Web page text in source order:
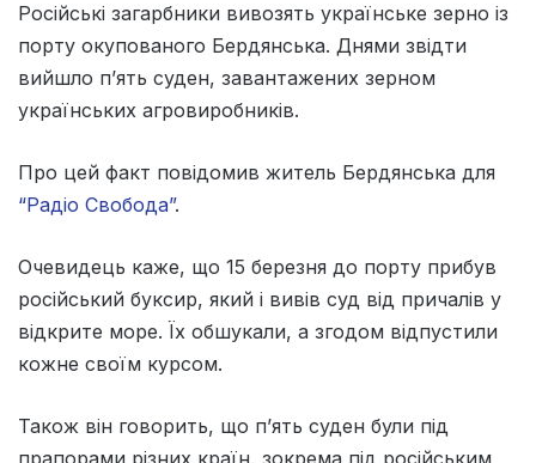
Російські загарбники вивозять українське зерно із
порту окупованого Бердянська. Днями звідти
вийшло п’ять суден, завантажених зерном
українських агровиробників.
Про цей факт повідомив житель Бердянська для
“Радіо Свобода”.
Очевидець каже, що 15 березня до порту прибув
російський буксир, який і вивів суд від причалів у
відкрите море. Їх обшукали, а згодом відпустили
кожне своїм курсом.
Також він говорить, що п’ять суден були під
прапорами різних країн, зокрема під російським